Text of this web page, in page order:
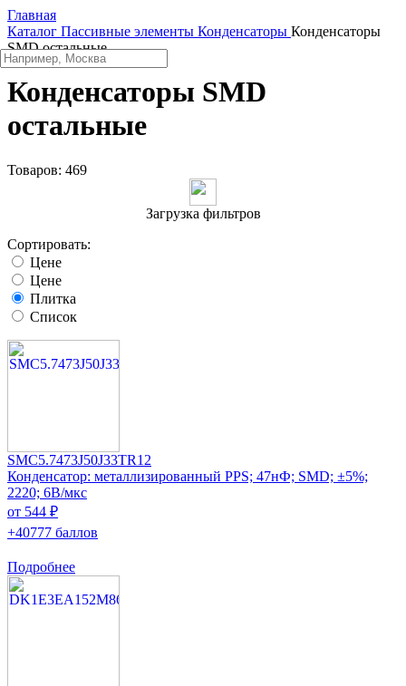
Главная
Каталог Пассивные элементы Конденсаторы Конденсаторы
SMD остальные
Конденсаторы SMD
остальные
Товаров: 469
Загрузка фильтров
Сортировать:
Цене
Цене
Плитка
Список
SMC5.7473J50J33TR12
Конденсатор: металлизированный PPS; 47нФ; SMD; ±5%;
2220; 6В/мкс
от 544 ₽
+40777 баллов
Подробнее